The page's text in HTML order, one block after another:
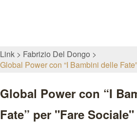
Link
Fabrizio Del Dongo
Global Power con “I Bambini delle
Global Power con “I
Fate” per "Fare Sociale"